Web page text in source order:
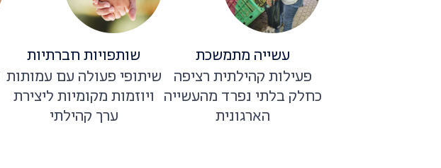
עשייה מתמשכת
פעילות קהילתית רציפה
כחלק בלתי נפרד מהעשייה
הארגונית
שותפויות חברתיות
שיתופי פעולה עם עמותות
ויוזמות מקומיות ליצירת
ערך קהילתי